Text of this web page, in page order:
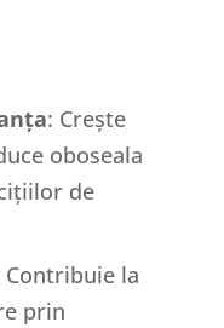
: Crește
oboseala
de
Contribuie la
prin